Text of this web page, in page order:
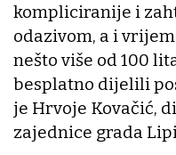
kompliciranije i
odazivom, a i
nešto više od 100
besplatno dijelili
je Hrvoje Kovačić,
zajednice grada